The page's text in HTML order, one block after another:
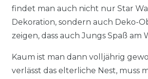
findet man auch nicht nur Star
Dekoration, sondern auch Deko-
zeigen, dass auch Jungs Spaß am
Kaum ist man dann volljährig
verlässt das elterliche Nest, muss